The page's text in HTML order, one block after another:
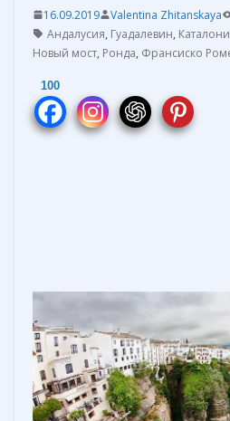
16.09.2019 Valentina Zhitanskaya
Андалусия, Гуадалевин,
Новый мост, Ронда, Франсиско
100